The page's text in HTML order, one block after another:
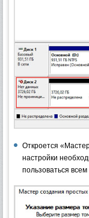
Откроется
настройки
пользоваться